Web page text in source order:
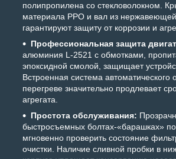
полипропилена со стекловолокном.
материала PPO и вал из
гарантируют защиту от коррозии и
Профессиональная защита
алюминия L-2521 с обмотками,
эпоксидной смолой, защищает
Встроенная система автоматического
перегреве значительно продлевает
агрегата.
Простота обслуживания:
быстросъемных болтах-«барашках»
мгновенно проверить состояние
очистки. Наличие сливной пробки в